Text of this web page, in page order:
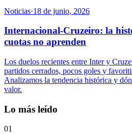
Noticias·18 de junio, 2026
Internacional-Cruzeiro: la
cuotas no aprenden
Los duelos recientes entre Inter y
partidos cerrados, pocos goles y
Analizamos la tendencia histórica y
valor.
Lo más leído
01